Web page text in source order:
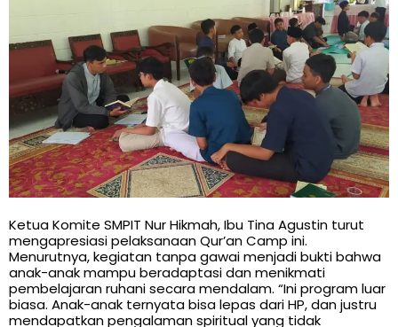
Ketua Komite SMPIT Nur Hikmah, Ibu Tina Agustin turut
mengapresiasi pelaksanaan Qur’an Camp ini.
Menurutnya, kegiatan tanpa gawai menjadi bukti bahwa
anak-anak mampu beradaptasi dan menikmati
pembelajaran ruhani secara mendalam. “Ini program luar
biasa. Anak-anak ternyata bisa lepas dari HP, dan justru
mendapatkan pengalaman spiritual yang tidak